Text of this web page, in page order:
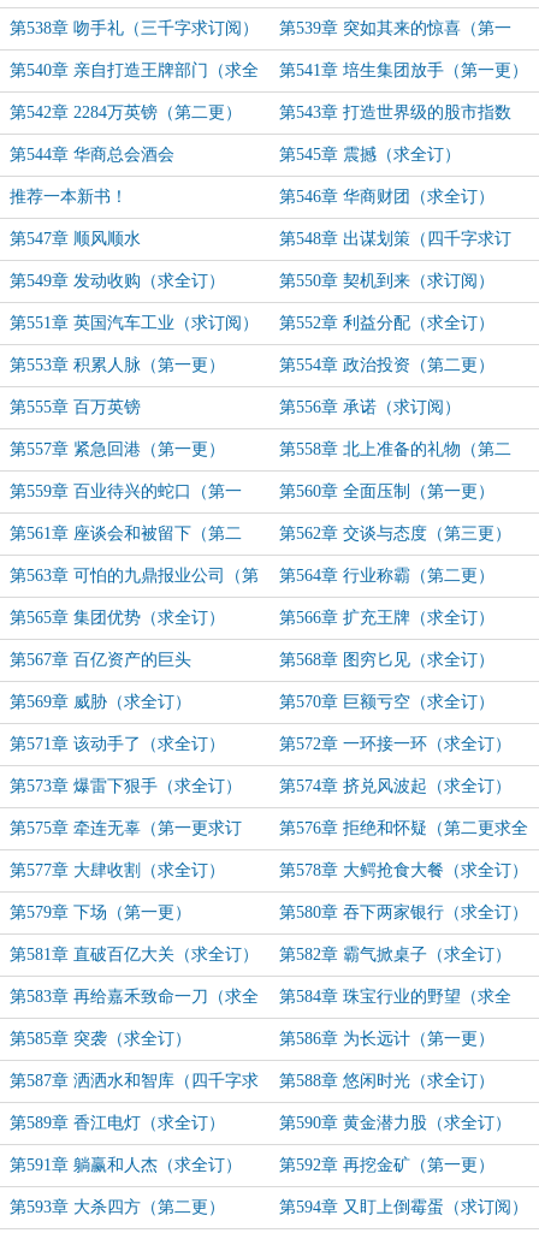
阅）
第538章 吻手礼（三千字求订阅） 第539章 突如其来的惊喜（第一
更）
第540章 亲自打造王牌部门（求全
订）
第541章 培生集团放手（第一更）
第542章 2284万英镑（第二更） 第543章 打造世界级的股市指数
（求全订）
第544章 华商总会酒会 第545章 震撼（求全订）
推荐一本新书！ 第546章 华商财团（求全订）
第547章 顺风顺水 第548章 出谋划策（四千字求订
阅）
第549章 发动收购（求全订） 第550章 契机到来（求订阅）
第551章 英国汽车工业（求订阅） 第552章 利益分配（求全订）
第553章 积累人脉（第一更） 第554章 政治投资（第二更）
第555章 百万英镑 第556章 承诺（求订阅）
第557章 紧急回港（第一更） 第558章 北上准备的礼物（第二
更）
第559章 百业待兴的蛇口（第一
更）
第560章 全面压制（第一更）
第561章 座谈会和被留下（第二
更）
第562章 交谈与态度（第三更）
第563章 可怕的九鼎报业公司（第
一更）
第564章 行业称霸（第二更）
第565章 集团优势（求全订） 第566章 扩充王牌（求全订）
第567章 百亿资产的巨头 第568章 图穷匕见（求全订）
第569章 威胁（求全订） 第570章 巨额亏空（求全订）
第571章 该动手了（求全订） 第572章 一环接一环（求全订）
第573章 爆雷下狠手（求全订） 第574章 挤兑风波起（求全订）
第575章 牵连无辜（第一更求订
阅）
第576章 拒绝和怀疑（第二更求全
订）
第577章 大肆收割（求全订） 第578章 大鳄抢食大餐（求全订）
第579章 下场（第一更） 第580章 吞下两家银行（求全订）
第581章 直破百亿大关（求全订） 第582章 霸气掀桌子（求全订）
第583章 再给嘉禾致命一刀（求全
订）
第584章 珠宝行业的野望（求全
订）
第585章 突袭（求全订） 第586章 为长远计（第一更）
第587章 洒洒水和智库（四千字求
订阅）
第588章 悠闲时光（求全订）
第589章 香江电灯（求全订） 第590章 黄金潜力股（求全订）
第591章 躺赢和人杰（求全订） 第592章 再挖金矿（第一更）
第593章 大杀四方（第二更） 第594章 又盯上倒霉蛋（求订阅）